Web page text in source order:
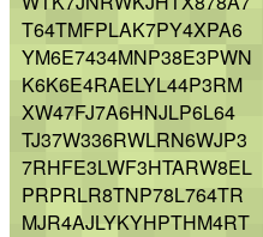
T64TMFPLAK7PY4XPA6
YM6E7434MNP38E3PWN
K6K6E4RAELYL44P3RM
XW47FJ7A6HNJLP6L64
TJ37W336RWLRN6WJP3
7RHFE3LWF3HTARW8EL
PRPRLR8TNP78L764TR
MJR4AJLYKYHPTHM4RT